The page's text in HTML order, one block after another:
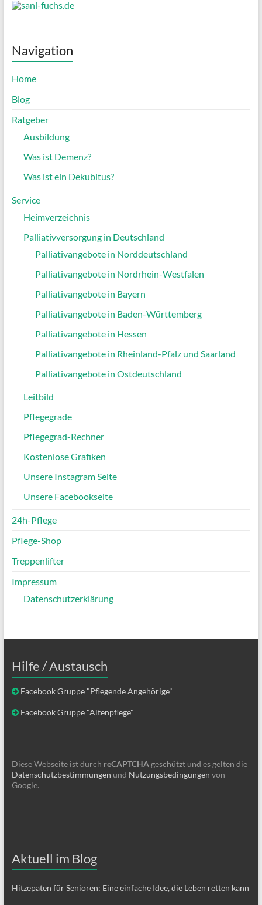
Navigation
Home
Blog
Ratgeber
Ausbildung
Was ist Demenz?
Was ist ein Dekubitus?
Service
Heimverzeichnis
Palliativversorgung in Deutschland
Palliativangebote in Norddeutschland
Palliativangebote in Nordrhein-Westfalen
Palliativangebote in Bayern
Palliativangebote in Baden-Württemberg
Palliativangebote in Hessen
Palliativangebote in Rheinland-Pfalz und Saarland
Palliativangebote in Ostdeutschland
Leitbild
Pflegegrade
Pflegegrad-Rechner
Kostenlose Grafiken
Unsere Instagram Seite
Unsere Facebookseite
24h-Pflege
Pflege-Shop
Treppenlifter
Impressum
Datenschutzerklärung
Hilfe / Austausch
Facebook Gruppe "Pflegende Angehörige"
Facebook Gruppe "Altenpflege"
Diese Webseite ist durch reCAPTCHAgeschützt und es gelten die
Datenschutzbestimmungen und Nutzungsbedingungen von
Google.
Aktuell im Blog
Hitzepaten für Senioren: Eine einfache Idee, die Leben retten kann